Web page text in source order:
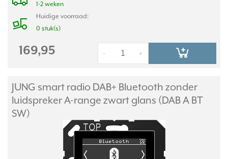
1-2 weken
Huidige voorraad:
0 stuk(s)
169,95 +
-
JUNG smart radio DAB+ Bluetooth zonder
luidspreker A-range zwart glans (DAB A BT
SW)